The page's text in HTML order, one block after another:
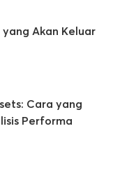
Akan Keluar
Cara yang
Performa